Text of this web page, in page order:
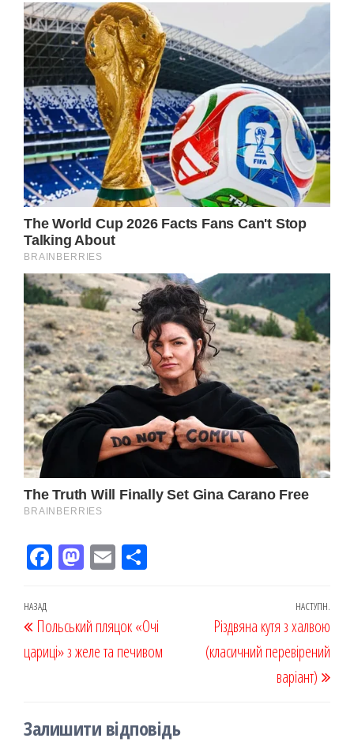
Fac
k
M
on
Em
ис
я
Навігація
записів
Попередній
запис
НАЗАД
Польський пляцок «Очі
цариці» з желе та печивом
НАСТУПН.
Різдвяна кутя з халвою
(класичний перевірений
варіант)
Залишити відповідь